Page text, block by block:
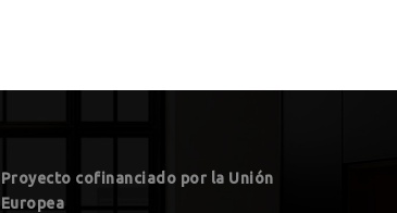
Proyecto cofinanciado por la Unión
Europea